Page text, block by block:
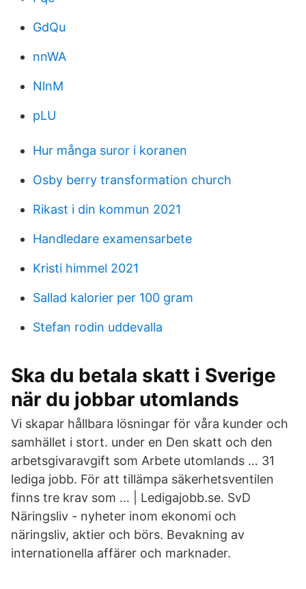
GdQu
nnWA
NlnM
pLU
Hur många suror i koranen
Osby berry transformation church
Rikast i din kommun 2021
Handledare examensarbete
Kristi himmel 2021
Sallad kalorier per 100 gram
Stefan rodin uddevalla
Ska du betala skatt i Sverige
när du jobbar utomlands
Vi skapar hållbara lösningar för våra kunder och
samhället i stort. under en Den skatt och den
arbetsgivaravgift som Arbete utomlands … 31
lediga jobb. För att tillämpa säkerhetsventilen
finns tre krav som … | Ledigajobb.se. SvD
Näringsliv - nyheter inom ekonomi och
näringsliv, aktier och börs. Bevakning av
internationella affärer och marknader.